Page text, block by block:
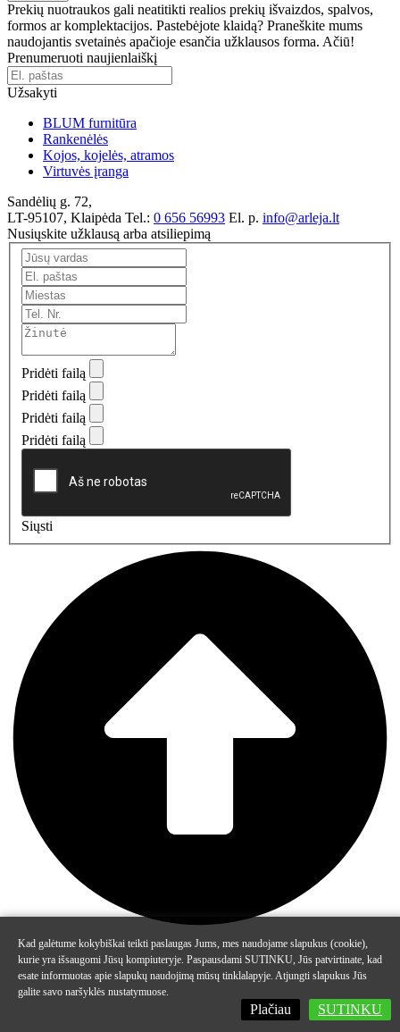
Prekių nuotraukos gali neatitikti realios prekių išvaizdos, spalvos,
formos ar komplektacijos. Pastebėjote klaidą? Praneškite mums
naudojantis svetainės apačioje esančia užklausos forma. Ačiū!
Prenumeruoti naujienlaiškį
Užsakyti
BLUM furnitūra
Rankenėlės
Kojos, kojelės, atramos
Virtuvės įranga
Sandėlių g. 72,
LT-95107, Klaipėda Tel.: 0 656 56993 El. p. info@arleja.lt
Nusiųskite užklausą arba atsiliepimą
Pridėti failą
Pridėti failą
Pridėti failą
Pridėti failą
Siųsti
Kad galėtume kokybiškai teikti paslaugas Jums, mes naudojame slapukus (cookie),
kurie yra išsaugomi Jūsų kompiuteryje. Paspausdami SUTINKU, Jūs patvirtinate, kad
esate informuotas apie slapukų naudojimą mūsų tinklalapyje. Atjungti slapukus Jūs
galite savo naršyklės nustatymuose.
SUTINKU
Plačiau